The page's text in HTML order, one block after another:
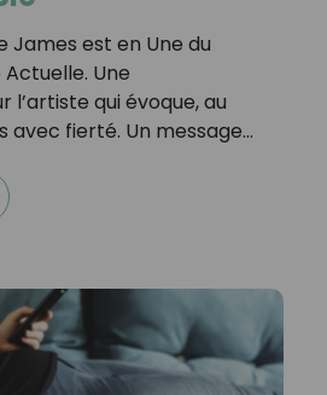
James est en Une du
Une
l’artiste qui évoque, au
avec fierté. Un message…